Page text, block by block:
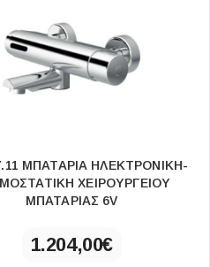
ΜΠΑΤΑΡΙΑ ΗΛΕΚΤΡΟΝΙΚΗ-
ΧΕΙΡΟΥΡΓΕΙΟΥ
ΜΠΑΤΑΡΙΑΣ 6V
1.204,00€